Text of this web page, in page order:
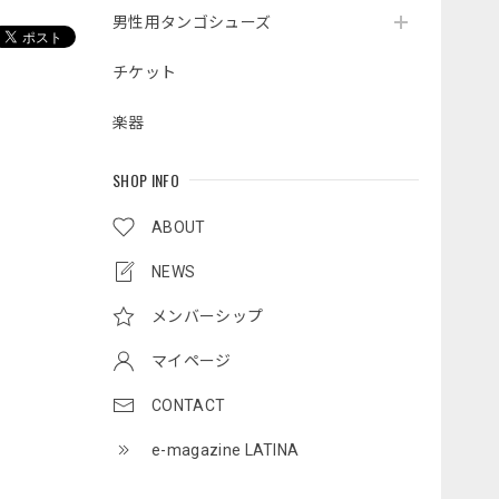
男性用タンゴシューズ
チケット
楽器
SHOP INFO
ABOUT
NEWS
メンバーシップ
マイページ
CONTACT
e-magazine LATINA